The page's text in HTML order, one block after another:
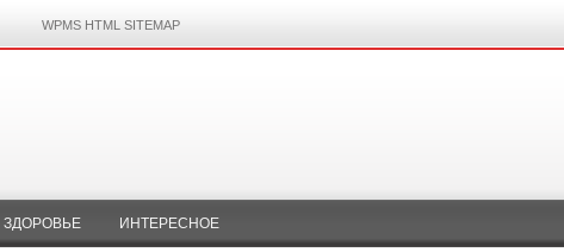
WPMS HTML SITEMAP
ЗДОРОВЬЕ ИНТЕРЕСНОЕ